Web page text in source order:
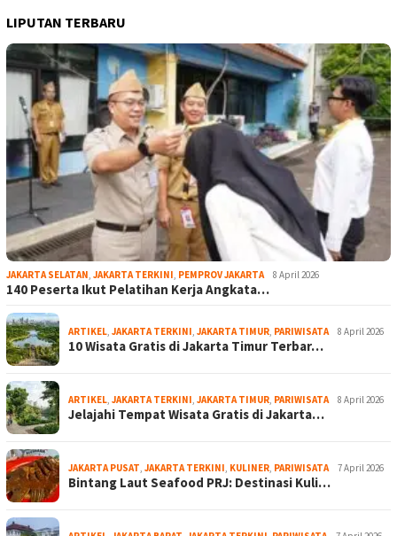
LIPUTAN TERBARU
JAKARTA SELATAN, JAKARTA TERKINI, PEMPROV JAKARTA 8 April 2026
140 Peserta Ikut Pelatihan Kerja Angkata…
ARTIKEL, JAKARTA TERKINI, JAKARTA TIMUR, PARIWISATA 8 April 2026
10 Wisata Gratis di Jakarta Timur Terbar…
ARTIKEL, JAKARTA TERKINI, JAKARTA TIMUR, PARIWISATA 8 April 2026
Jelajahi Tempat Wisata Gratis di Jakarta…
JAKARTA PUSAT, JAKARTA TERKINI, KULINER, PARIWISATA 7 April 2026
Bintang Laut Seafood PRJ: Destinasi Kuli…